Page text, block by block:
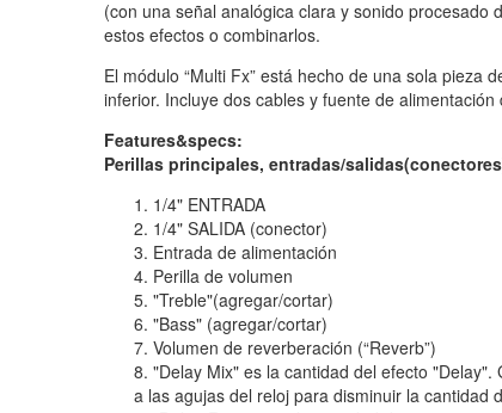
(con una señal analógica clara y sonido
estos efectos o combinarlos.
El módulo “Multi Fx” está hecho de una sola
inferior. Incluye dos cables y fuente de alimentación
Features&specs:
Perillas principales, entradas/
1/4" ENTRADA
1/4" SALIDA (conector)
Entrada de alimentación
Perilla de volumen
"Treble"(agregar/cortar)
"Bass" (agregar/cortar)
Volumen de reverberación (“Reverb”)
"Delay Mix" es la cantidad del efecto
a las agujas del reloj para disminuir la cantidad